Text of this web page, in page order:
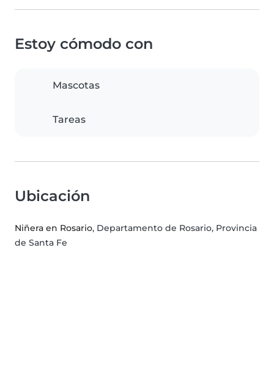
Estoy cómodo con
Mascotas
Tareas
Ubicación
Niñera en Rosario, Departamento de Rosario, Provincia
de Santa Fe